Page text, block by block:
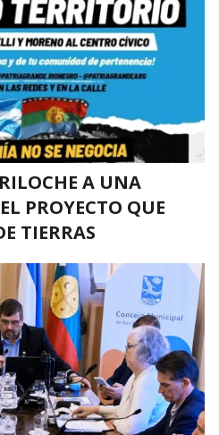
A UNA
PROYECTO QUE
TIERRAS